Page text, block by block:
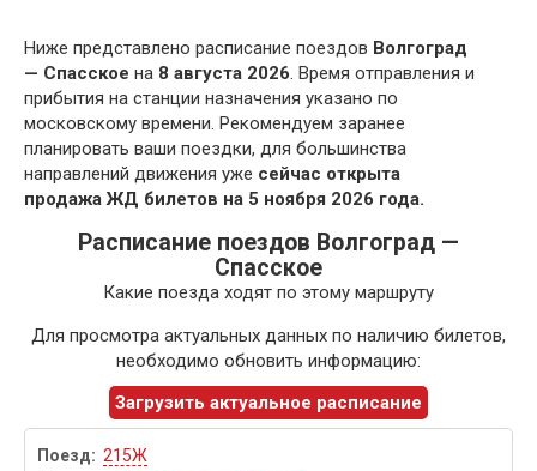
Ниже представлено расписание поездов Волгоград
— Спасское на 8 августа 2026. Время отправления и
прибытия на станции назначения указано по
московскому времени. Рекомендуем заранее
планировать ваши поездки, для большинства
направлений движения уже сейчас открыта
продажа ЖД билетов на 5 ноября 2026 года.
Расписание поездов Волгоград —
Спасское
Какие поезда ходят по этому маршруту
Для просмотра актуальных данных по наличию билетов,
необходимо обновить информацию:
Загрузить актуальное расписание
215Ж